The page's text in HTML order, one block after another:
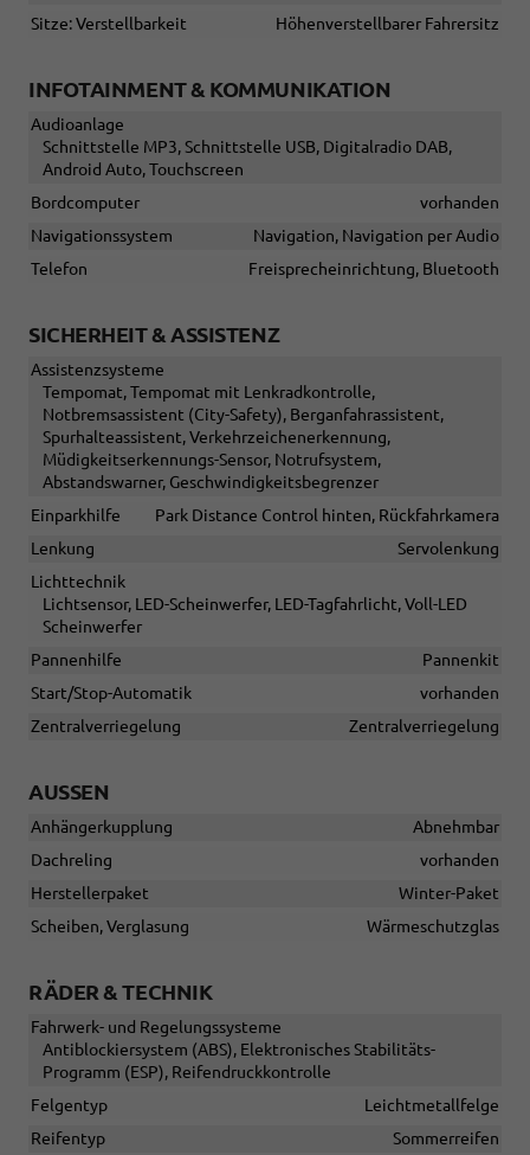
Sitze: Verstellbarkeit
Höhenverstellbarer Fahrersitz
INFOTAINMENT & KOMMUNIKATION
Audioanlage
Schnittstelle MP3, Schnittstelle USB, Digitalradio DAB,
Android Auto, Touchscreen
Bordcomputer
vorhanden
Navigationssystem
Navigation, Navigation per Audio
Telefon
Freisprecheinrichtung, Bluetooth
SICHERHEIT & ASSISTENZ
Assistenzsysteme
Tempomat, Tempomat mit Lenkradkontrolle,
Notbremsassistent (City-Safety), Berganfahrassistent,
Spurhalteassistent, Verkehrzeichenerkennung,
Müdigkeitserkennungs-Sensor, Notrufsystem,
Abstandswarner, Geschwindigkeitsbegrenzer
Einparkhilfe
Park Distance Control hinten, Rückfahrkamera
Lenkung
Servolenkung
Lichttechnik
Lichtsensor, LED-Scheinwerfer, LED-Tagfahrlicht, Voll-LED
Scheinwerfer
Pannenhilfe
Pannenkit
Start/Stop-Automatik
vorhanden
Zentralverriegelung
Zentralverriegelung
AUSSEN
Anhängerkupplung
Abnehmbar
Dachreling
vorhanden
Herstellerpaket
Winter-Paket
Scheiben, Verglasung
Wärmeschutzglas
RÄDER & TECHNIK
Fahrwerk- und Regelungssysteme
Antiblockiersystem (ABS), Elektronisches Stabilitäts-
Programm (ESP), Reifendruckkontrolle
Felgentyp
Leichtmetallfelge
Reifentyp
Sommerreifen